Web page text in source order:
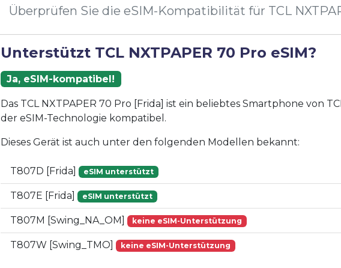
Überprüfen Sie die eSIM-Kompatibilität für TCL
Unterstützt TCL NXTPAPER 70 Pro eSIM?
Ja, eSIM-kompatibel!
Das TCL NXTPAPER 70 Pro [Frida] ist ein beliebtes Smartphone von
der eSIM-Technologie kompatibel.
Dieses Gerät ist auch unter den folgenden Modellen bekannt:
T807D [Frida] eSIM unterstützt
T807E [Frida] eSIM unterstützt
T807M [Swing_NA_OM] keine eSIM-Unterstützung
T807W [Swing_TMO] keine eSIM-Unterstützung